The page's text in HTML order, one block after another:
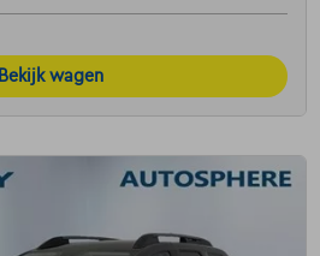
Bekijk wagen